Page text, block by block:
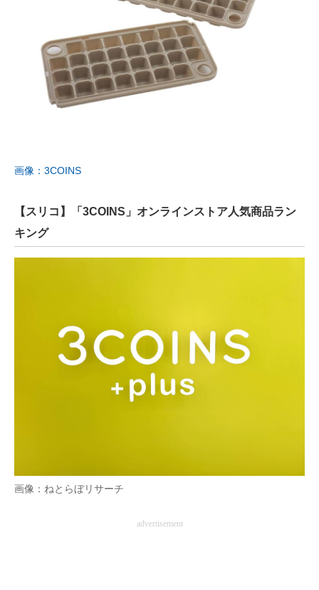
画像：3COINS
【スリコ】「3COINS」オンラインストア人気商品ラン
キング
画像：ねとらぼリサーチ
advertisement